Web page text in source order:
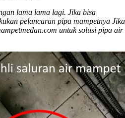
lama lama lagi. Jika bisa
pelancaran pipa mampetnya Jika
untuk solusi pipa air